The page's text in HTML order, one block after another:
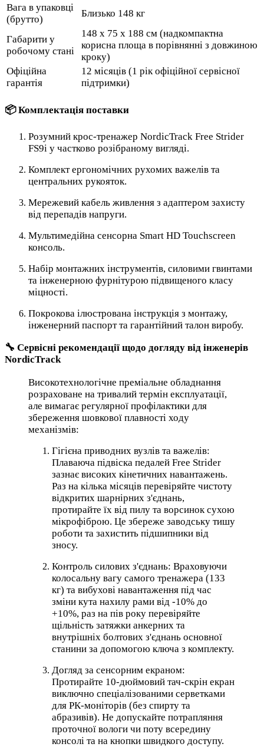
Вага в упаковці
(брутто)
Близько 148 кг
Габарити у
робочому стані
148 x 75 x 188 см (надкомпактна
корисна площа в порівнянні з довжиною
кроку)
Офіційна
гарантія
12 місяців (1 рік офіційної сервісної
підтримки)
📦 Комплектація поставки
Розумний крос-тренажер NordicTrack Free Strider
FS9i у частково розібраному вигляді.
Комплект ергономічних рухомих важелів та
центральних рукояток.
Мережевий кабель живлення з адаптером захисту
від перепадів напруги.
Мультимедійна сенсорна Smart HD Touchscreen
консоль.
Набір монтажних інструментів, силовими гвинтами
та інженерною фурнітурою підвищеного класу
міцності.
Покрокова ілюстрована інструкція з монтажу,
інженерний паспорт та гарантійний талон виробу.
🔧 Сервісні рекомендації щодо догляду від інженерів
NordicTrack
Високотехнологічне преміальне обладнання
розраховане на тривалий термін експлуатації,
але вимагає регулярної профілактики для
збереження шовкової плавності ходу
механізмів:
Гігієна приводних вузлів та важелів:
Плаваюча підвіска педалей Free Strider
зазнає високих кінетичних навантажень.
Раз на кілька місяців перевіряйте чистоту
відкритих шарнірних з'єднань,
протирайте їх від пилу та ворсинок сухою
мікрофіброю. Це збереже заводську тишу
роботи та захистить підшипники від
зносу.
Контроль силових з'єднань: Враховуючи
колосальну вагу самого тренажера (133
кг) та вибухові навантаження під час
зміни кута нахилу рами від -10% до
+10%, раз на пів року перевіряйте
щільність затяжки анкерних та
внутрішніх болтових з'єднань основної
станини за допомогою ключа з комплекту.
Догляд за сенсорним екраном:
Протирайте 10-дюймовий тач-скрін екран
виключно спеціалізованими серветками
для РК-моніторів (без спирту та
абразивів). Не допускайте потрапляння
проточної вологи чи поту всередину
консолі та на кнопки швидкого доступу.